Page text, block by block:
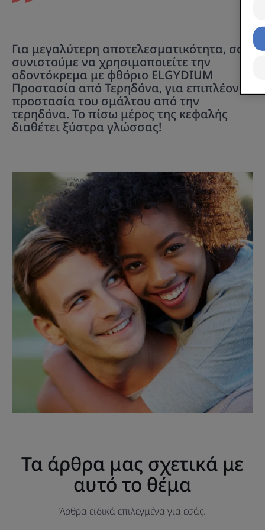
Για μεγαλύτερη αποτελεσματικότητα, σας
συνιστούμε να χρησιμοποιείτε την
οδοντόκρεμα με φθόριο ELGYDIUM
Προστασία από Τερηδόνα, για επιπλέον
προστασία του σμάλτου από την
τερηδόνα. Το πίσω μέρος της κεφαλής
διαθέτει ξύστρα γλώσσας!
Τα άρθρα μας σχετικά με
αυτό το θέμα
Άρθρα ειδικά επιλεγμένα για εσάς.